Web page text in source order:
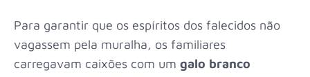
Para garantir que os espíritos dos falecidos não
vagassem pela muralha, os familiares
carregavam caixões com um galo branco